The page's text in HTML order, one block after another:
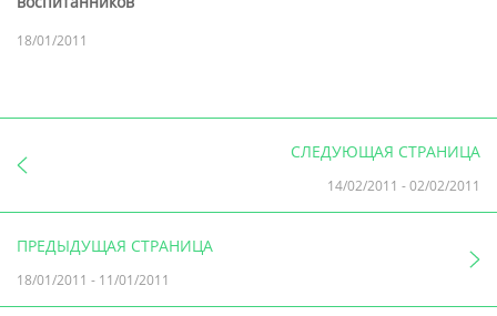
18/01/2011
СЛЕДУЮЩАЯ СТРАНИЦА
14/02/2011 -02/02/2011
ПРЕДЫДУЩАЯ СТРАНИЦА
18/01/2011 - 11/01/2011